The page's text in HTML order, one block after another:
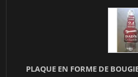
PLAQUE EN FORME DE